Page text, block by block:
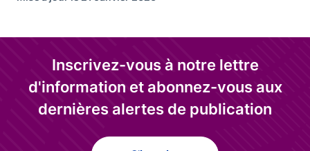
Inscrivez-vous à notre lettre
d'information et abonnez-vous aux
dernières alertes de publication